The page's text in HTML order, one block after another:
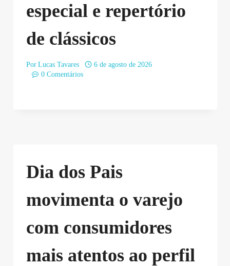
especial e repertório
de clássicos
Por Lucas Tavares
6 de agosto de 2026
0 Comentários
Dia dos Pais
movimenta o varejo
com consumidores
mais atentos ao perfil